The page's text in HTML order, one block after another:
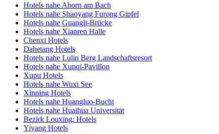
Hotels nahe Ahorn am Bach
Hotels nahe Shaoyang Furong Gipfel
Hotels nahe Guangli-Brücke
Hotels nahe Xianren Halle
Chenxi Hotels
Dahetang Hotels
Hotels nahe Lulin Berg Landschaftsresort
Hotels nahe Xunqi-Pavillon
Xupu Hotels
Hotels nahe Wuxi See
Xinning Hotels
Hotels nahe Huangluo-Bucht
Hotels nahe Huaihua Universität
Bezirk Louxing: Hotels
Yiyang Hotels